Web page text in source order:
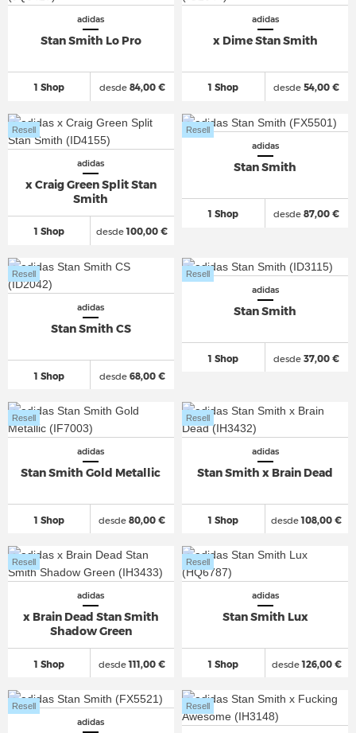
adidas
Stan Smith Lo Pro
1 Shop desde84,00 €
adidas
x Dime Stan Smith
1 Shop desde 54,00 €
adidas
x Craig Green Split Stan
Smith
1 Shop
Resell
desde100,00 €
adidas
Stan Smith
1 Shop
Resell
desde 87,00 €
adidas
Stan Smith CS
1 Shop
Resell
desde68,00 €
adidas
Stan Smith
1 Shop
Resell
desde 37,00 €
adidas
Stan Smith Gold Metallic
1 Shop
Resell
desde 80,00 €
adidas
Stan Smith x Brain Dead
1 Shop
Resell
desde108,00 €
adidas
x Brain Dead Stan Smith
Shadow Green
1 Shop
Resell
desde111,00 €
adidas
Stan Smith Lux
1 Shop
Resell
desde126,00 €
adidas
Resell Resell